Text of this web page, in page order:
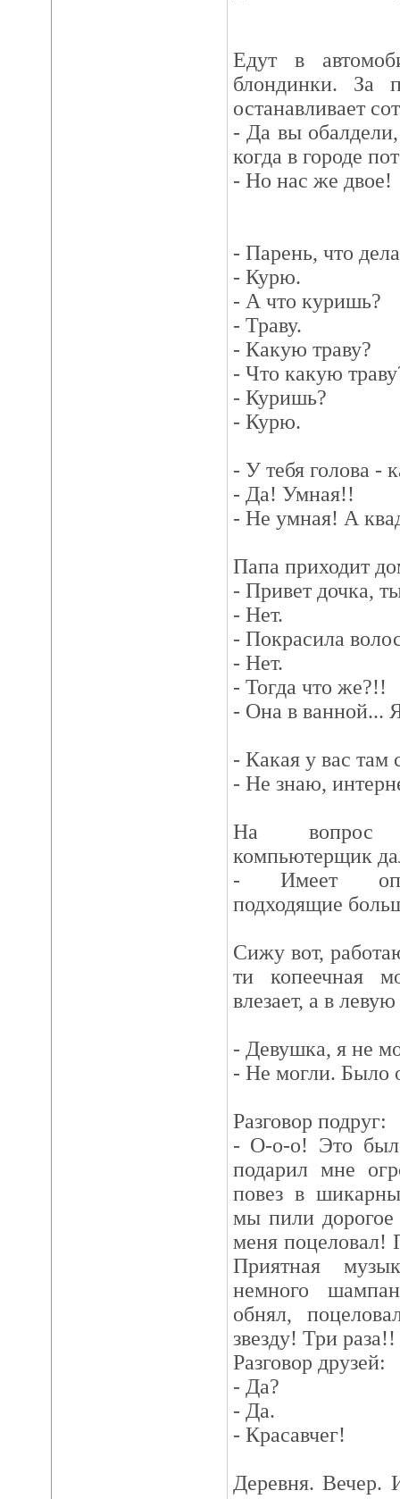
Едут в
блондинки. За
останавливает
- Да вы
когда в городе
- Но нас же двое!
- Парень, что
- Курю.
- А что куришь?
- Траву.
- Какую траву?
- Что какую
- Куришь?
- Курю.
- У тебя голова -
- Да! Умная!!
- Не умная! А
Папа приходит
- Привет дочка,
- Нет.
- Покрасила
- Нет.
- Тогда что же?!!
- Она в ванной...
- Какая у вас там
- Не знаю,
На вопрос
компьютерщик
- Имеет
подходящие
Cижу вот,
ти копеечная
влезает, а в левую
- Девушка, я не
- Не могли. Было
Разговор подруг:
- О-о-о! Это
подарил мне
повез в
мы пили дорогое
меня поцеловал!
Приятная
немного
обнял,
звезду! Три раза!!
Разговор друзей:
- Да?
- Да.
- Красавчег!
Деревня. Вечер.